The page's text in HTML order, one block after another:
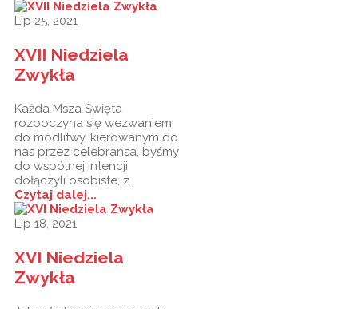
Lip 25, 2021
XVII Niedziela
Zwykła
Każda Msza Święta
rozpoczyna się wezwaniem
do modlitwy, kierowanym do
nas przez celebransa, byśmy
do wspólnej intencji
dołączyli osobiste, z…
Czytaj dalej...
Lip 18, 2021
XVI Niedziela
Zwykła